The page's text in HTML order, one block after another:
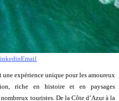
Email
expérience unique pour les amoureux
riche en histoire et en paysages
touristes. De la Côte d’Azur à la